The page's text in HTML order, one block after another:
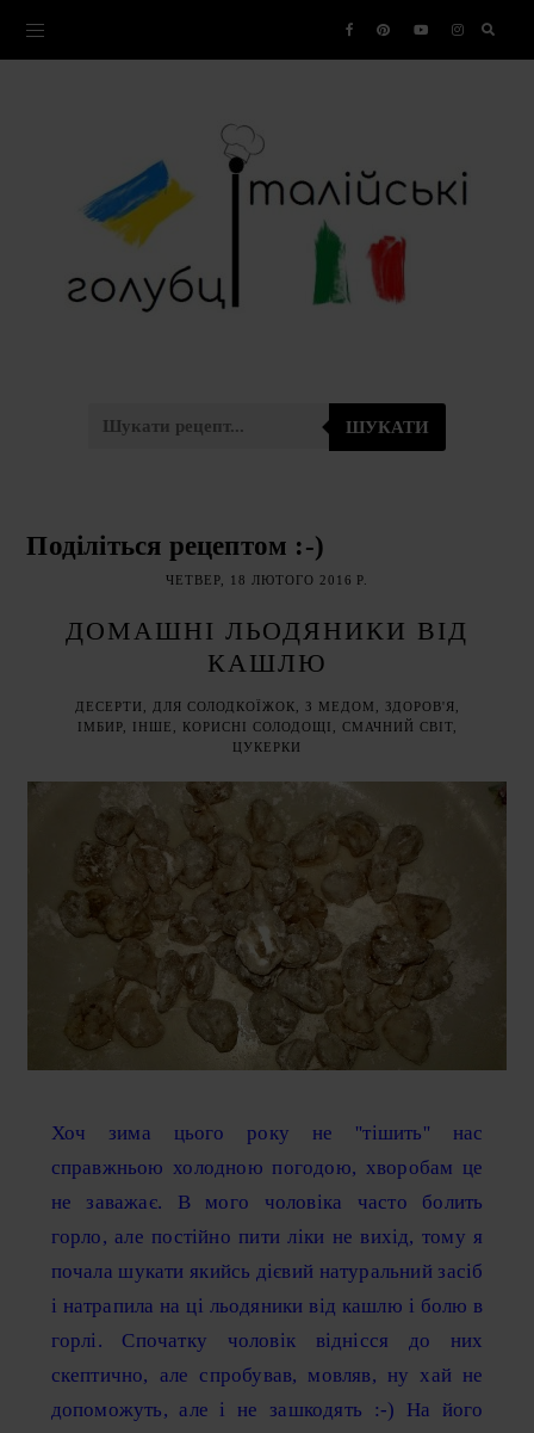
ШУКАТИ
Поділіться рецептом :-)
ЧЕТВЕР, 18 ЛЮТОГО 2016 Р.
ДОМАШНІ ЛЬОДЯНИКИ ВІД
КАШЛЮ
ДЕСЕРТИ ДЛЯ СОЛОДКОЇЖОК З МЕДОМ ЗДОРОВ'Я
ІМБИР, ІНШЕ КОРИСНІ СОЛОДОЩІ СМАЧНИЙ СВІТ,
ЦУКЕРКИ
Хоч зима цього року не ''тішить'' нас
справжньою холодною погодою, хворобам це
не заважає. В мого чоловіка часто болить
горло, але постійно пити ліки не вихід, тому я
почала шукати якийсь дієвий натуральний засіб
і натрапила на ці льодяники від кашлю і болю в
горлі. Спочатку чоловік віднісся до них
скептично, але спробував, мовляв, ну хай не
допоможуть, але і не зашкодять :-) На його